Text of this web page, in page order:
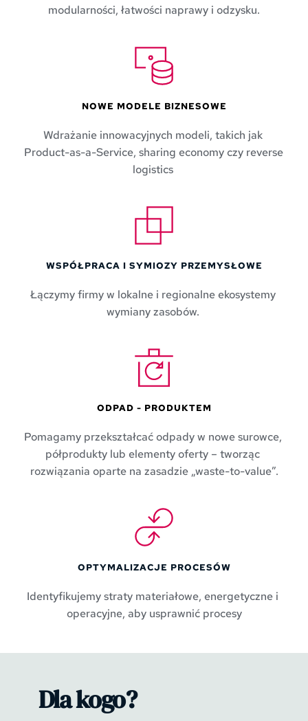
modularności, łatwości naprawy i odzysku.
NOWE MODELE BIZNESOWE
Wdrażanie innowacyjnych modeli, takich jak
Product-as-a-Service, sharing economy czy reverse
logistics
WSPÓŁPRACA I SYMIOZY PRZEMYSŁOWE
Łączymy firmy w lokalne i regionalne ekosystemy
wymiany zasobów.
ODPAD - PRODUKTEM
Pomagamy przekształcać odpady w nowe surowce,
półprodukty lub elementy oferty – tworząc
rozwiązania oparte na zasadzie „waste-to-value”.
OPTYMALIZACJE PROCESÓW
Identyfikujemy straty materiałowe, energetyczne i
operacyjne, aby usprawnić procesy
Dla kogo?